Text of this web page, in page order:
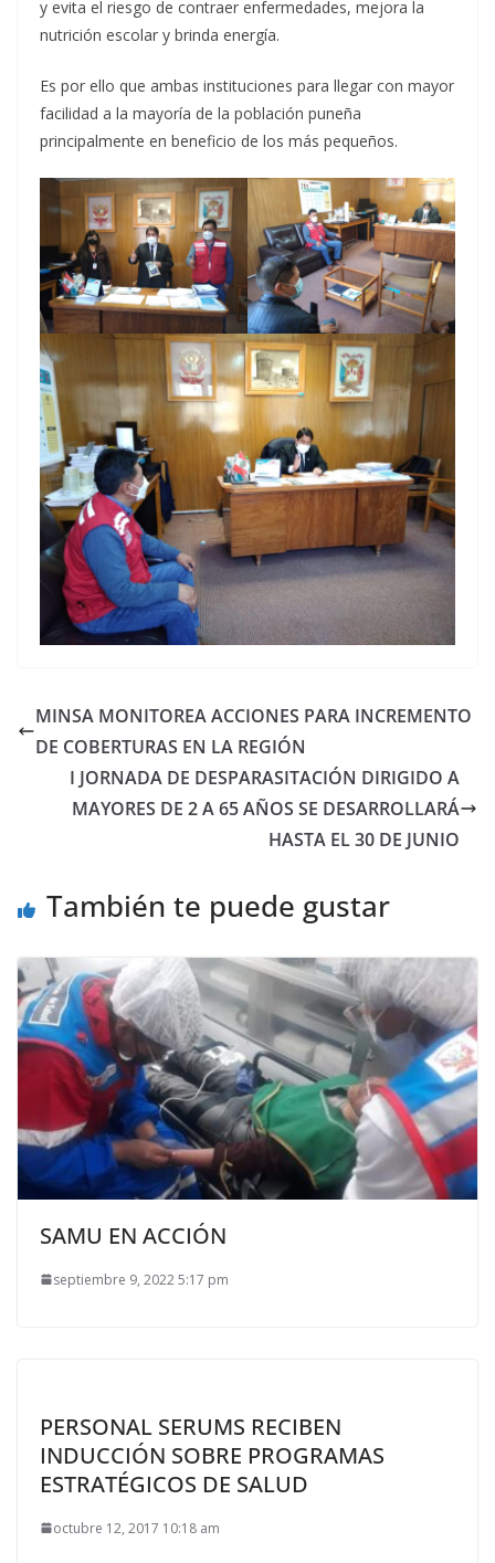
y evita el riesgo de contraer enfermedades, mejora la
nutrición escolar y brinda energía.
Es por ello que ambas instituciones para llegar con mayor
facilidad a la mayoría de la población puneña
principalmente en beneficio de los más pequeños.
MINSA MONITOREA ACCIONES PARA INCREMENTO
DE COBERTURAS EN LA REGIÓN
I JORNADA DE DESPARASITACIÓN DIRIGIDO A
MAYORES DE 2 A 65 AÑOS SE DESARROLLARÁ
HASTA EL 30 DE JUNIO
También te puede gustar
SAMU EN ACCIÓN
septiembre 9, 2022 5:17 pm
PERSONAL SERUMS RECIBEN
INDUCCIÓN SOBRE PROGRAMAS
ESTRATÉGICOS DE SALUD
octubre 12, 2017 10:18 am